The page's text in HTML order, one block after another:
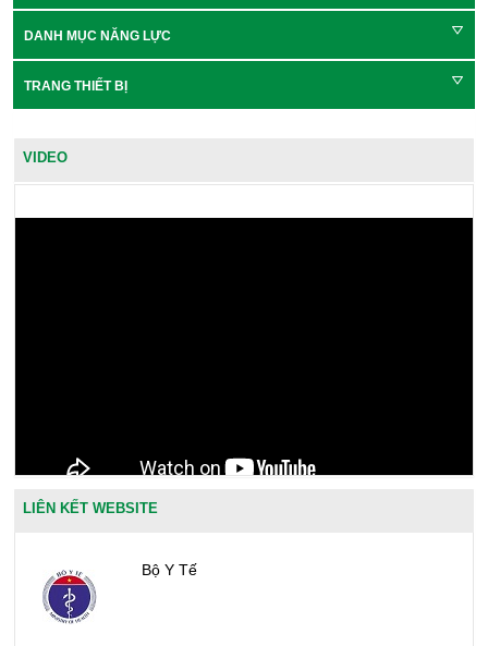
DANH MỤC NĂNG LỰC
TRANG THIẾT BỊ
VIDEO
LIÊN KẾT WEBSITE
Bộ Y Tế